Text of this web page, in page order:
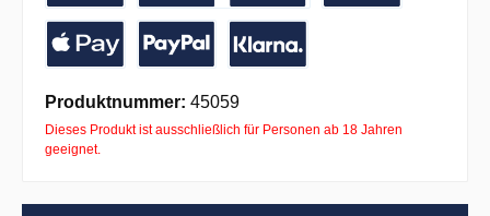
Vorkasse / Banküberweisung
Kreditkarte
Produktnummer: 45059
Dieses Produkt ist ausschließlich für Personen ab 18 Jahren
geeignet.